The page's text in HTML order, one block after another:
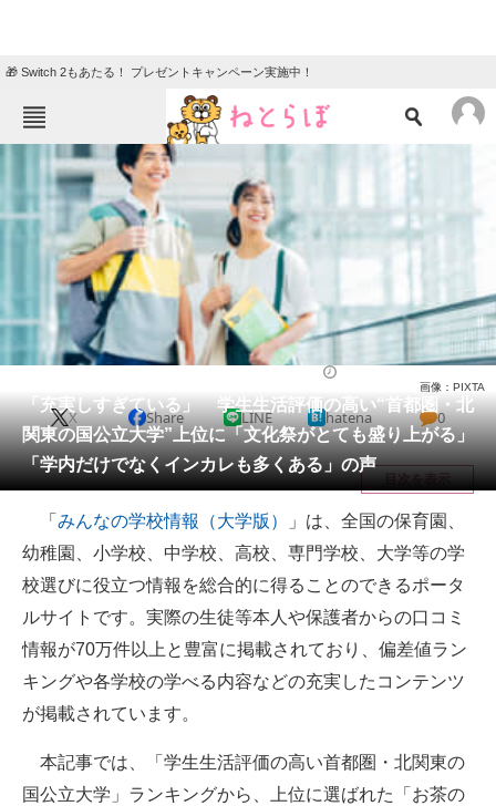
🎁 Switch 2もあたる！ プレゼントキャンペーン実施中！
ねとらぼメニュー
ニュース
エンタメ クイズ
地域
教育・育児
動物 リサーチ
会員記事
メディア
注目記事を集めた総合ページ
ITの今と未来を見通す
スマホと通信の最新トレンド
進化するPCとデバイスの未来
好きが集まる 比べて選べる
「充実しすぎている」 学生生活評価の高い“首都圏・北
関東の国公立大学”上位に「文化祭がとても盛り上がる」
「学内だけでなくインカレも多くある」の声
画像：PIXTA
X Share LINE hatena 0
目次を表示
「 みんなの学校情報（大学版）
」は、全国の保育園、
幼稚園、小学校、中学校、高校、専門学校、大学等の学
校選びに役立つ情報を総合的に得ることのできるポータ
ルサイトです。実際の生徒等本人や保護者からの口コミ
情報が70万件以上と豊富に掲載されており、偏差値ラン
キングや各学校の学べる内容などの充実したコンテンツ
が掲載されています。
本記事では、「学生生活評価の高い首都圏・北関東の
国公立大学」ランキングから、上位に選ばれた「お茶の